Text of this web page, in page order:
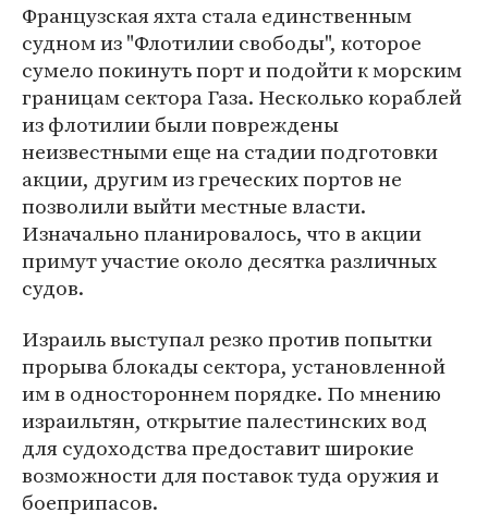
Французская яхта стала единственным
судном из "Флотилии свободы", которое
сумело покинуть порт и подойти к морским
границам сектора Газа. Несколько кораблей
из флотилии были повреждены
неизвестными еще на стадии подготовки
акции, другим из греческих портов не
позволили выйти местные власти.
Изначально планировалось, что в акции
примут участие около десятка различных
судов.
Израиль выступал резко против попытки
прорыва блокады сектора, установленной
им в одностороннем порядке. По мнению
израильтян, открытие палестинских вод
для судоходства предоставит широкие
возможности для поставок туда оружия и
боеприпасов.